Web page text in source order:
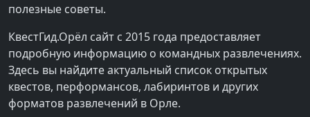
полезные советы.
КвестГид.Орёл сайт с 2015 года предоставляет
подробную информацию о командных развлечениях.
Здесь вы найдите актуальный список открытых
квестов, перформансов, лабиринтов и других
форматов развлечений в Орле.